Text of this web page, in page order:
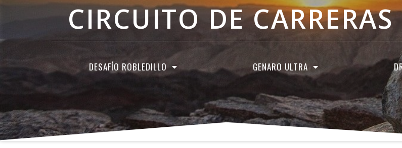
CIRCUITO DE
DESAFÍO ROBLEDILLO GENARO ULTRA